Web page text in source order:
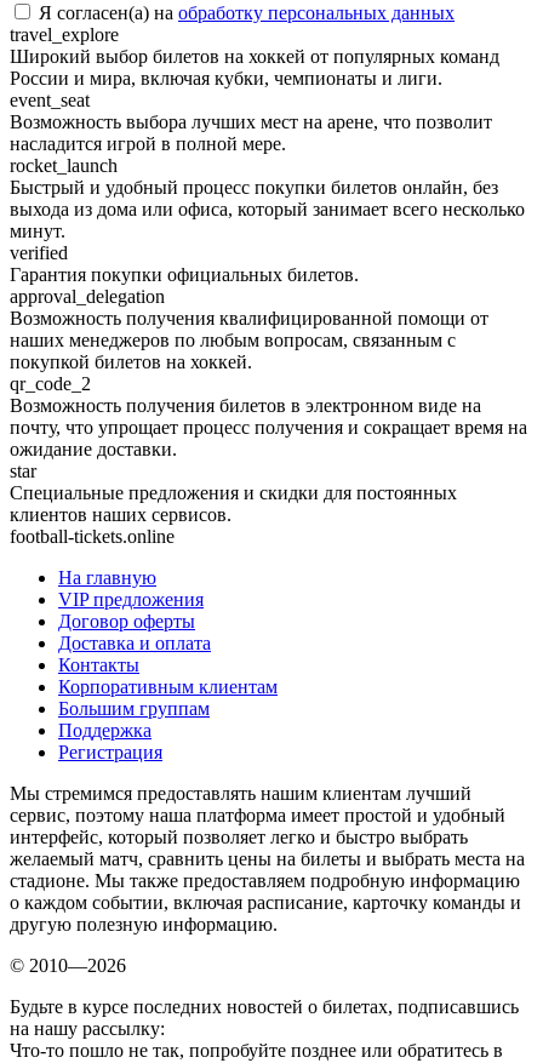
Я согласен(а) на обработку персональных данных
travel_explore
Широкий выбор билетов на хоккей от популярных команд
России и мира, включая кубки, чемпионаты и лиги.
event_seat
Возможность выбора лучших мест на арене, что позволит
насладится игрой в полной мере.
rocket_launch
Быстрый и удобный процесс покупки билетов онлайн, без
выхода из дома или офиса, который занимает всего несколько
минут.
verified
Гарантия покупки официальных билетов.
approval_delegation
Возможность получения квалифицированной помощи от
наших менеджеров по любым вопросам, связанным с
покупкой билетов на хоккей.
qr_code_2
Возможность получения билетов в электронном виде на
почту, что упрощает процесс получения и сокращает время на
ожидание доставки.
star
Специальные предложения и скидки для постоянных
клиентов наших сервисов.
football-tickets.online
На главную
VIP предложения
Договор оферты
Доставка и оплата
Контакты
Корпоративным клиентам
Большим группам
Поддержка
Регистрация
Мы стремимся предоставлять нашим клиентам лучший
сервис, поэтому наша платформа имеет простой и удобный
интерфейс, который позволяет легко и быстро выбрать
желаемый матч, сравнить цены на билеты и выбрать места на
стадионе. Мы также предоставляем подробную информацию
о каждом событии, включая расписание, карточку команды и
другую полезную информацию.
© 2010—2026
Будьте в курсе последних новостей о билетах, подписавшись
на нашу рассылку:
Что-то пошло не так, попробуйте позднее или обратитесь в